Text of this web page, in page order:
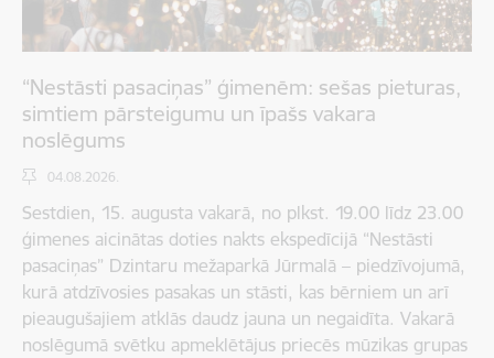
“Nestāsti pasaciņas” ģimenēm: sešas pieturas,
simtiem pārsteigumu un īpašs vakara
noslēgums
04.08.2026.
Sestdien, 15. augusta vakarā, no plkst. 19.00 līdz 23.00
ģimenes aicinātas doties nakts ekspedīcijā “Nestāsti
pasaciņas” Dzintaru mežaparkā Jūrmalā – piedzīvojumā,
kurā atdzīvosies pasakas un stāsti, kas bērniem un arī
pieaugušajiem atklās daudz jauna un negaidīta. Vakarā
noslēgumā svētku apmeklētājus priecēs mūzikas grupas